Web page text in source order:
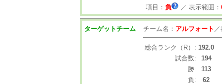
項目： 負 ／ 表示範囲：
ターゲットチーム チーム名： アルフォート ／
総合ランク（R）: 192.0
試合数:
194
勝:
113
負:
62